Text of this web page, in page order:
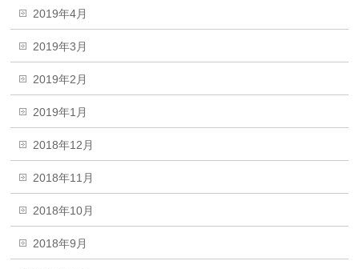
2019年4月
2019年3月
2019年2月
2019年1月
2018年12月
2018年11月
2018年10月
2018年9月